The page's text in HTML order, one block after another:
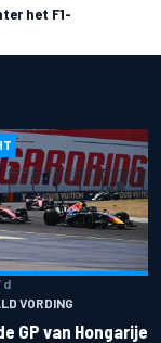
het F1-
d
VORDING
GP van Hongarije